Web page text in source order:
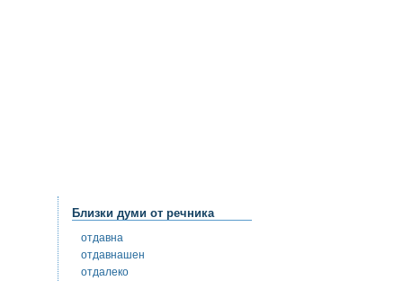
Близки думи от речника
отдавна
отдавнашен
отдалеко